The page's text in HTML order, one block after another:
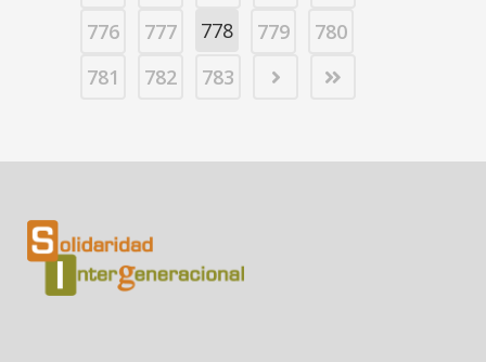
776
777 778 779
780
781
782 783